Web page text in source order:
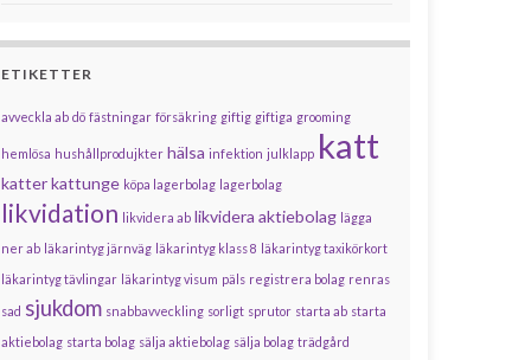
ETIKETTER
avveckla ab dö fästningar försäkring giftig giftiga grooming
hemlösa hushållprodujkter hälsa infektion julklapp katt
katterkattunge köpa lagerbolag lagerbolag
likvidation likvidera ab likvidera aktiebolag lägga
ner ab läkarintyg järnväg läkarintyg klass 8 läkarintyg taxikörkort
läkarintyg tävlingar läkarintyg visum päls registrera bolag renras
sad sjukdom snabbavveckling sorligt sprutor starta ab starta
aktiebolag starta bolag sälja aktiebolag sälja bolag trädgård